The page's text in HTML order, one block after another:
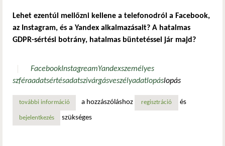
Lehet ezentúl mellőzni kellene a telefonodról a Facebook,
az Instagram, és a Yandex alkalmazásait? A hatalmas
GDPR-sértési botrány, hatalmas büntetéssel jár majd?
FacebookInstagreamYandexszemélyes
szféraadatsértésadatszivárgásveszélyadatlopáslopás
további információezek után számodra megbízható a facebook, az instagram
a hozzászóláshoz regisztráció és
bejelentkezés szükséges